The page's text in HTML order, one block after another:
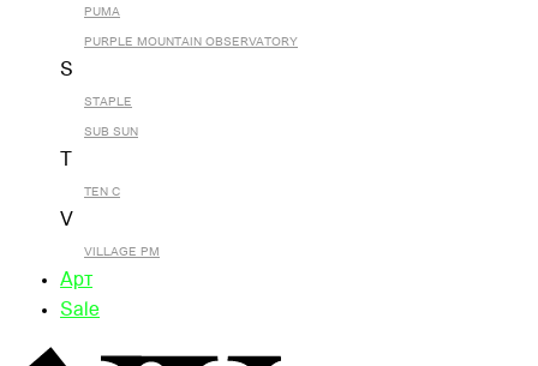
PUMA
PURPLE MOUNTAIN OBSERVATORY
S
STAPLE
SUB SUN
TEN C
V
VILLAGE PM
Арт
Sale